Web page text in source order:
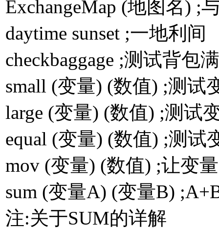
ExchangeMap (地图名) ;
daytime sunset ;一地利间
checkbaggage ;测试背包
small (变量) (数值) ;测试
large (变量) (数值) ;测试
equal (变量) (数值) ;测试
mov (变量) (数值) ;让变
sum (变量A) (变量B)
注:关于SUM的详解